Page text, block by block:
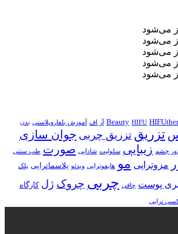
می‌شود
می‌شود
می‌شود
می‌شود
می‌شود
Beauty HIFU آر اف آموزش بلفاروپلاستی بدن
تزریق تزریق چربی جوان سازی
چشم زیبایی سلولیت شادابی صورت طب سنتی
مزوتراپی مو هایفوتراپی ویدئو پلاسماتراپی پلک
پوست چاقی چربی چروک ژل کارگاه
تراپی